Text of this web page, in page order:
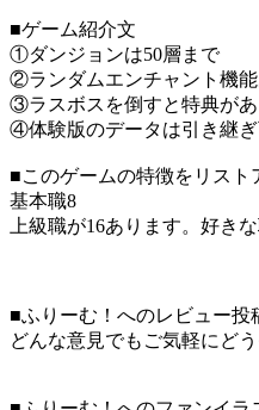
■ゲーム紹介文
①ダンジョンは50層まで
②ランダムエンチャント機能
③ラスボスを倒すと特典があ
④体験版のデータは引き継ぎ
■このゲームの特徴をリスト
基本職8
上級職が16あります。好き
■ふりーむ！へのレビュー投
どんな意見でもご気軽にどう